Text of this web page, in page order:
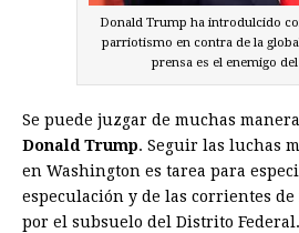
Donald Trump ha introdulcido
parriotismo en contra de la
prensa es el enemigo
Se puede juzgar de muchas
Donald Trump. Seguir las luchas
en Washington es tarea para
especulación y de las corrientes
por el subsuelo del Distrito